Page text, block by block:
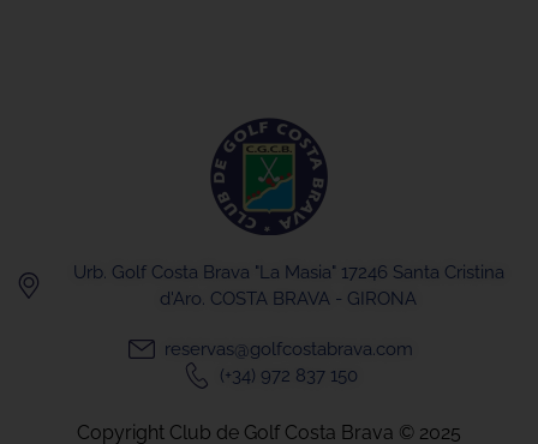
Urb. Golf Costa Brava "La Masia" 17246 Santa Cristina
d'Aro. COSTA BRAVA - GIRONA
reservas@golfcostabrava.com
(+34) 972 837 150
Copyright Club de Golf Costa Brava © 2025